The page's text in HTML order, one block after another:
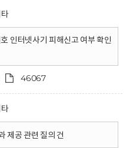
인터넷사기 피해신고 여부 확인
46067
제공 관련 질의 건